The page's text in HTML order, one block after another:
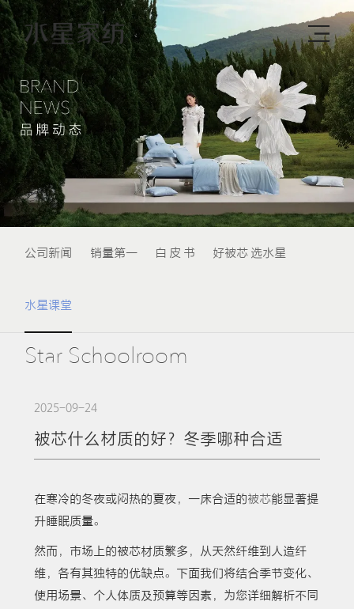
公司新闻 销量第一 白 皮 书 好被芯 选水星
水星课堂
Star Schoolroom
2025-09-24
被芯什么材质的好？冬季哪种合适
在寒冷的冬夜或闷热的夏夜，一床合适的被芯能显著提
升睡眠质量。
然而，市场上的被芯材质繁多，从天然纤维到人造纤
维，各有其独特的优缺点。下面我们将结合季节变化、
使用场景、个人体质及预算等因素，为您详细解析不同